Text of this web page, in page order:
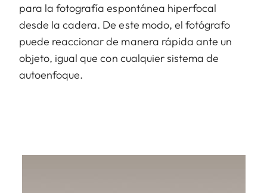
para la fotografía espontánea hiperfocal
desde la cadera. De este modo, el fotógrafo
puede reaccionar de manera rápida ante un
objeto, igual que con cualquier sistema de
autoenfoque.